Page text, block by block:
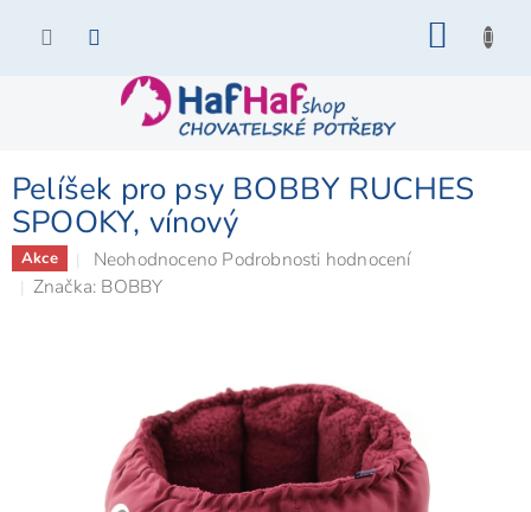
Pelíšek pro psy BOBBY RUCHES
SPOOKY, vínový
Akce
Průměrné
hodnocení
hvězdiček.
Neohodnoceno Podrobnosti hodnocení
Značka: BOBBY